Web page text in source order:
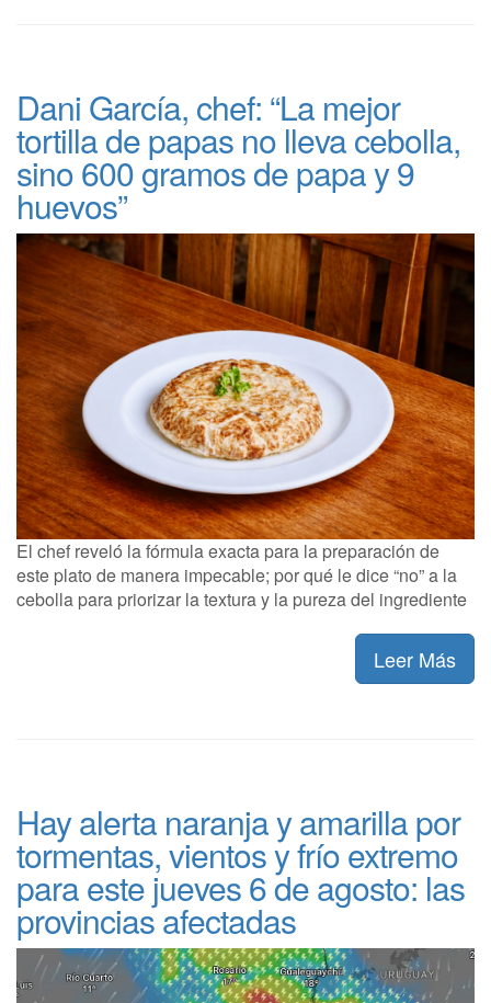
Dani García, chef: “La mejor
tortilla de papas no lleva cebolla,
sino 600 gramos de papa y 9
huevos”
El chef reveló la fórmula exacta para la preparación de
este plato de manera impecable; por qué le dice “no” a la
cebolla para priorizar la textura y la pureza del ingrediente
Leer Más
Hay alerta naranja y amarilla por
tormentas, vientos y frío extremo
para este jueves 6 de agosto: las
provincias afectadas